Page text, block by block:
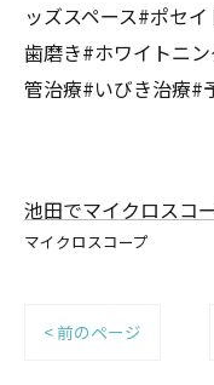
ッズスペース#ポセ
歯磨き#ホワイトニ
管治療#いびき治療#
池田でマイクロスコ
マイクロスコープ
< 前のページ